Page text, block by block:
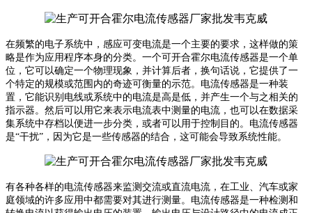
在频繁的电子系统中，感应可变电流是一个主要的要求，这样做的策
略是作为应用程序本身的分类。一个可开合霍尔电流传感器是一个单
位，它可以确定一个物理现象，并计算后者，换句话说，它提供了一
个特定的规模或范围内的奇迹可衡量的示范。电流传感器是一种装
置，它能识别电线或系统中的电流是高是低，并产生一个与之相关的
指示器。然后可以用它来表示电流表中测量的电流，也可以在数据采
集系统中存档以便进一步分类，或者可以用于控制目的。电流传感器
是“干扰”，因为它是一些传感器的结合，这可能会导致系统性能。
有各种各样的电流传感器来监测交流或直流电流，在工业、汽车或家
庭领域的许多应用中都需要对其进行测量。 电流传感器是一种检测和